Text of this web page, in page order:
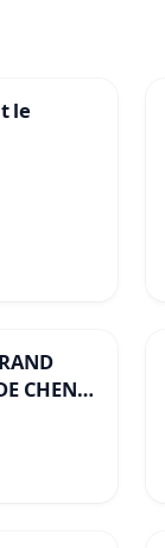
le
CHENE-